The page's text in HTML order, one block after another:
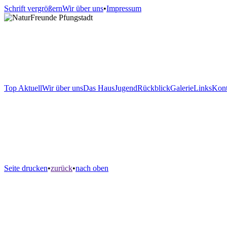
Schrift vergrößernWir über uns•Impressum
Top AktuellWir über unsDas HausJugendRückblickGalerieLinks
Seite drucken•zurück•nach oben